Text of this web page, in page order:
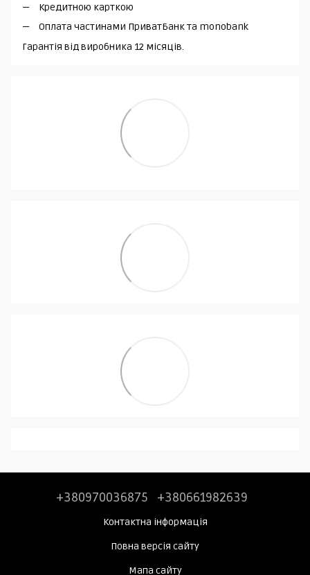
Кредитною карткою
Оплата частинами ПриватБанк та monobank
Гарантія від виробника 12 місяців.
+380970036875 +380661982639
Контактна інформація
Повна версія сайту
Мапа сайту